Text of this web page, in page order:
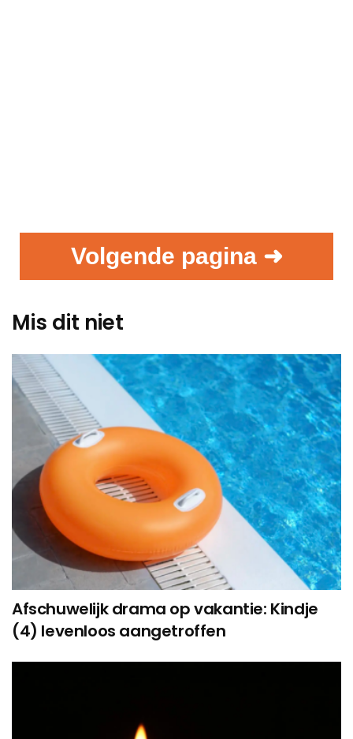
Volgende pagina ➜
Mis dit niet
Afschuwelijk drama op vakantie: Kindje
(4) levenloos aangetroffen